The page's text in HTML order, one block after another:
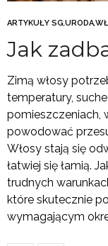
ARTYKUŁY SG,URODA,
Jak
Zimą włosy
temperatury,
pomieszczeniach,
powodować
Włosy stają się
łatwiej się łamią.
trudnych
które skutecznie
wymagającym